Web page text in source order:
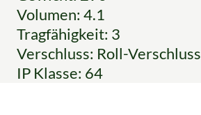
Volumen: 4.1
Tragfähigkeit: 3
Verschluss: Roll-Verschluss
IP Klasse: 64